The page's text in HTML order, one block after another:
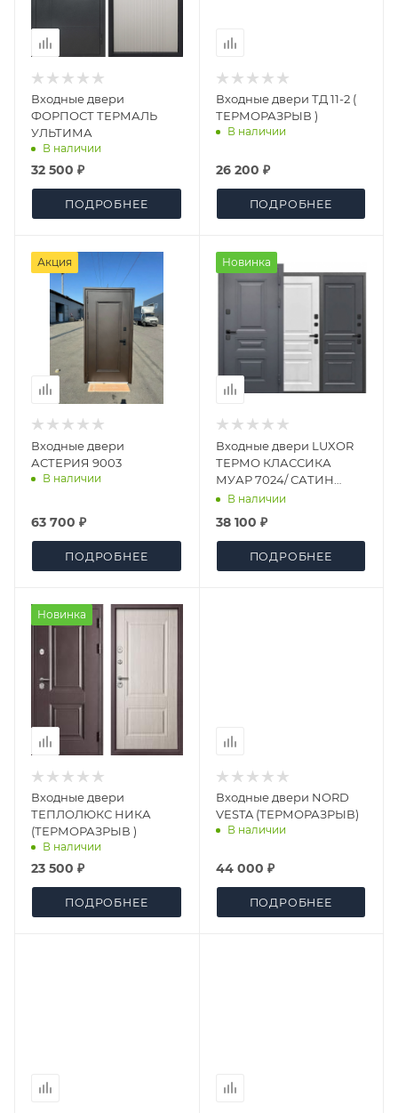
Входные двери
ФОРПОСТ ТЕРМАЛЬ
УЛЬТИМА
В наличии
32 500 ₽
ПОДРОБНЕЕ
Входные двери ТД 11-2 (
ТЕРМОРАЗРЫВ )
В наличии
26 200 ₽
ПОДРОБНЕЕ
Акция
Входные двери
АСТЕРИЯ 9003
В наличии
63 700 ₽
ПОДРОБНЕЕ
Новинка
Входные двери LUXOR
ТЕРМО КЛАССИКА
МУАР 7024/ САТИН
ГРАФИТ, САТИН БЕЛЫЙ
В наличии
38 100 ₽
ПОДРОБНЕЕ
Новинка
Входные двери
ТЕПЛОЛЮКС НИКА
(ТЕРМОРАЗРЫВ )
В наличии
23 500 ₽
ПОДРОБНЕЕ
Входные двери NORD
VESTA (ТЕРМОРАЗРЫВ)
В наличии
44 000 ₽
ПОДРОБНЕЕ